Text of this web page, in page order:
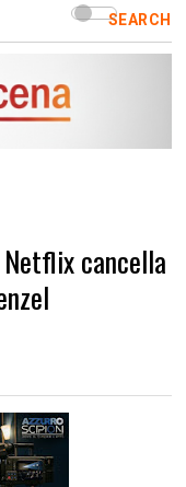
SEARCH
cancella